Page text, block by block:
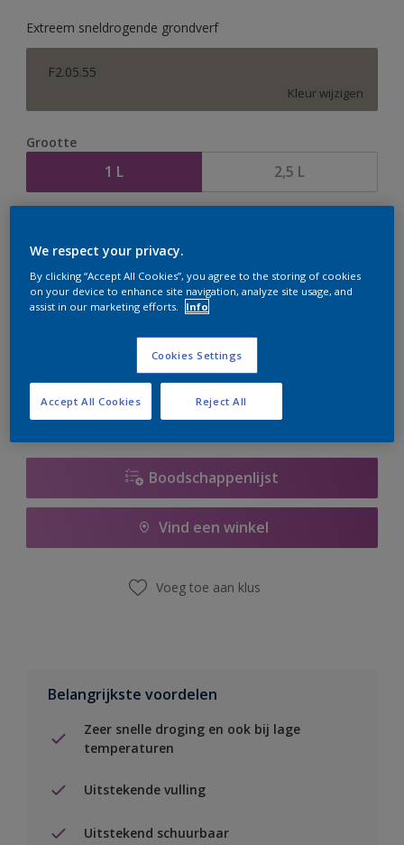
Extreem sneldrogende grondverf
F2.05.55
Kleur wijzigen
Grootte
1 L 2,5 L
te bestellen. Houd de website in de gaten, we werken
er hard aan om de voorraad aan te vullen.
Boodschappenlijst
Vind een winkel
Voeg toe aan klus
Belangrijkste voordelen
Zeer snelle droging en ook bij lage
temperaturen
Uitstekende vulling
Uitstekend schuurbaar
We respect your privacy.
By clicking “Accept All Cookies”, you agree to the storing of cookies
on your device to enhance site navigation, analyze site usage, and
assist in our marketing efforts.
Info
Cookies Settings
Reject All
Accept All Cookies